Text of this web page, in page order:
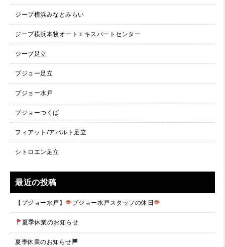
ジープ横浜みなとみらい
ジープ横浜本牧オートエキスパートセンター
ジープ足立
プジョー足立
プジョー水戸
プジョーつくば
フィアット/アバルト足立
シトロエン足立
最近の投稿
【プジョー水戸】 プジョー水戸スタッフの休日
夏季休業のお知らせ
夏季休業のお知らせ